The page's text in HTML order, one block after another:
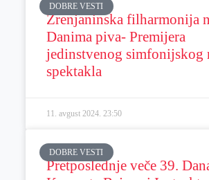
DOBRE VESTI
Zrenjaninska filharmonija
Danima piva- Premijera
jedinstvenog simfonijskog
spektakla
11. avgust 2024. 23:50
DOBRE VESTI
Pretposlednje veče 39.